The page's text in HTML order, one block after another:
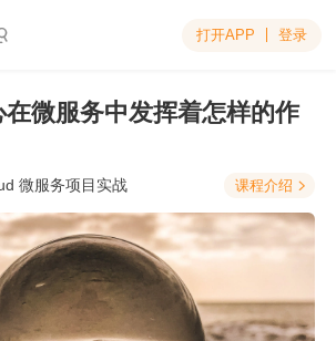
打开APP 登录
微服务中发挥着怎样的作
微服务项目实战 课程介绍 